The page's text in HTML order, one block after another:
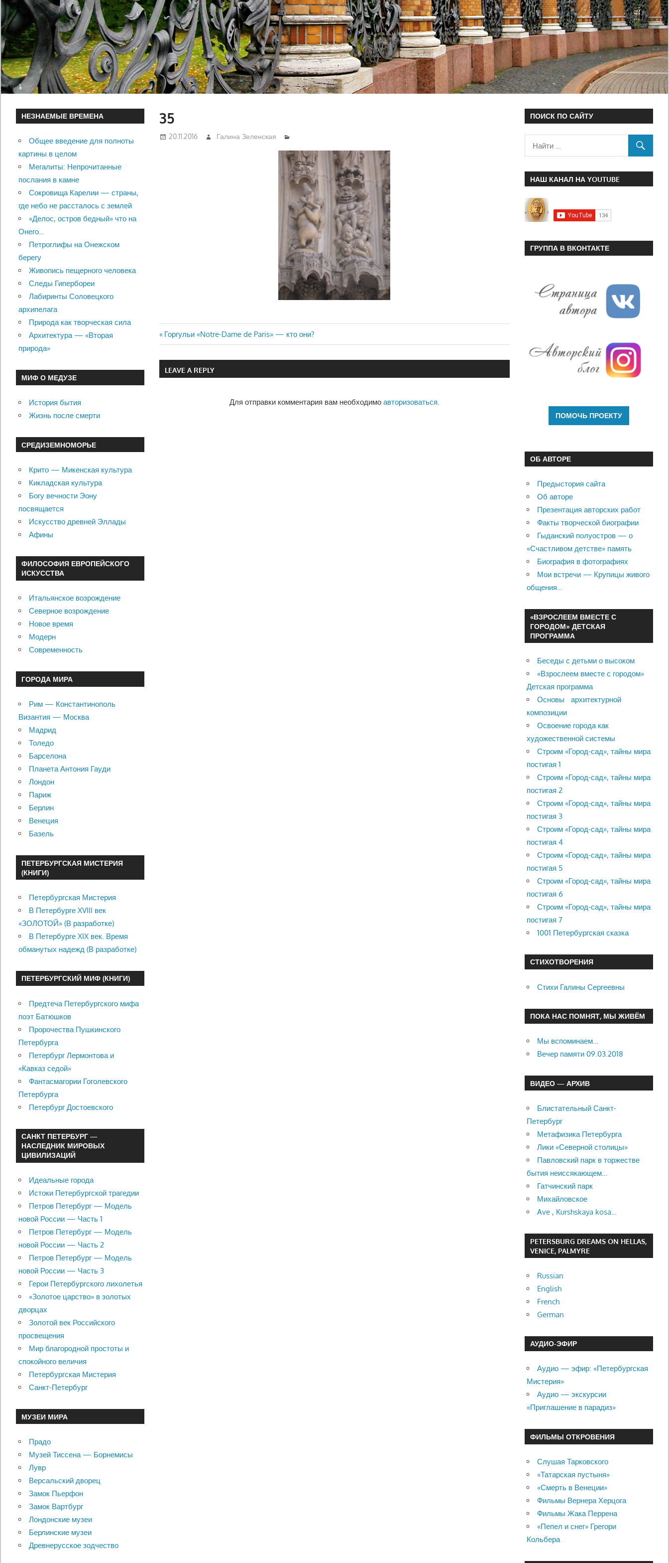
35
20.11.2016 Галина Зеленская
Навигация
по
Previous
Post:
Горгульи «Notre-Dame de Paris» — кто они?
LEAVE A REPLY
Для отправки комментария вам необходимо авторизоваться.
НЕЗНАЕМЫЕ ВРЕМЕНА
Общее введение для полноты
картины в целом
Мегалиты: Непрочитанные
послания в камне
Сокровища Карелии — страны,
где небо не рассталось с землей
«Делос, остров бедный» что на
Онего…
Петроглифы на Онежском
берегу
Живопись пещерного человека
Следы Гипербореи
Лабиринты Соловецкого
архипелага
Природа как творческая сила
Архитектура — «Вторая
природа»
МИФ О МЕДУЗЕ
История бытия
Жизнь после смерти
СРЕДИЗЕМНОМОРЬЕ
Крито — Микенская культура
Кикладская культура
Богу вечности Эону
посвящается
Искусство древней Эллады
Афины
ФИЛОСОФИЯ ЕВРОПЕЙСКОГО
ИСКУССТВА
Итальянское возрождение
Северное возрождение
Новое время
Модерн
Современность
ГОРОДА МИРА
Рим — Константинополь
Византия — Москва
Мадрид
Толедо
Барселона
Планета Антония Гауди
Лондон
Париж
Берлин
Венеция
Базель
ПЕТЕРБУРГСКАЯ МИСТЕРИЯ
(КНИГИ)
Петербургская Мистерия
В Петербурге XVIII век
«ЗОЛОТОЙ» (В разработке)
В Петербурге XIX век. Время
обманутых надежд (В разработке)
ПЕТЕРБУРГСКИЙ МИФ (КНИГИ)
Предтеча Петербургского мифа
поэт Батюшков
Пророчества Пушкинского
Петербурга
Петербург Лермонтова и
«Кавказ седой»
Фантасмагории Гоголевского
Петербурга
Петербург Достоевского
САНКТ ПЕТЕРБУРГ —
НАСЛЕДНИК МИРОВЫХ
ЦИВИЛИЗАЦИЙ
Идеальные города
Истоки Петербургской трагедии
Петров Петербург — Модель
новой России — Часть 1
Петров Петербург — Модель
новой России — Часть 2
Петров Петербург — Модель
новой России — Часть 3
Герои Петербургского лихолетья
«Золотое царство» в золотых
дворцах
Золотой век Российского
просвещения
Мир благородной простоты и
спокойного величия
Петербургская Мистерия
Санкт-Петербург
МУЗЕИ МИРА
Прадо
Музей Тиссена — Борнемисы
Лувр
Версальский дворец
Замок Пьерфон
Замок Вартбург
Лондонские музеи
Берлинские музеи
Древнерусское зодчество
ПОИСК ПО САЙТУ
НАШ КАНАЛ НА YOUTUBE
ГРУППА В ВКОНТАКТЕ
ОБ АВТОРЕ
Предыстория сайта
Об авторе
Презентация авторских работ
Факты творческой биографии
Гыданский полуостров — о
«Счастливом детстве» память
Биография в фотографиях
Мои встречи — Крупицы живого
общения…
«ВЗРОСЛЕЕМ ВМЕСТЕ С
ГОРОДОМ» ДЕТСКАЯ
ПРОГРАММА
Беседы с детьми о высоком
«Взрослеем вместе с городом»
Детская программа
Основы архитектурной
композиции
Освоение города как
художественной системы
Строим «Город-сад», тайны мира
постигая 1
Строим «Город-сад», тайны мира
постигая 2
Строим «Город-сад», тайны мира
постигая 3
Строим «Город-сад», тайны мира
постигая 4
Строим «Город-сад», тайны мира
постигая 5
Строим «Город-сад», тайны мира
постигая 6
Строим «Город-сад», тайны мира
постигая 7
1001 Петербургская сказка
СТИХОТВОРЕНИЯ
Стихи Галины Сергеевны
ПОКА НАС ПОМНЯТ, МЫ ЖИВЁМ
Мы вспоминаем…
Вечер памяти 09.03.2018
ВИДЕО — АРХИВ
Блистательный Санкт-
Петербург
Метафизика Петербурга
Лики «Северной столицы»
Павловский парк в торжестве
бытия неиссякающем…
Гатчинский парк
Михайловское
Ave , Kurshskaya kosa…
PETERSBURG DREAMS ON HELLAS,
VENICE, PALMYRE
Russian
English
French
German
АУДИО-ЭФИР
Аудио — эфир: «Петербургская
Мистерия»
Аудио — экскурсии
«Приглашение в парадиз»
ФИЛЬМЫ ОТКРОВЕНИЯ
Слушая Тарковского
«Татарская пустыня»
«Смерть в Венеции»
Фильмы Вернера Херцога
Фильмы Жака Перрена
«Пепел и снег» Грегори
Кольбера